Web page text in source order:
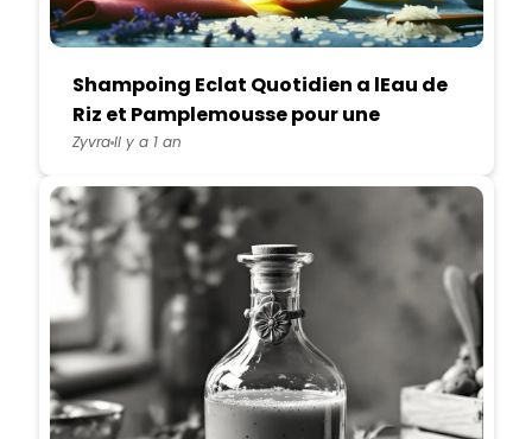
Shampoing Eclat Quotidien a lEau de
Riz et Pamplemousse pour une
Chevelure Lumineuse
ZyvraIl y a 1 an